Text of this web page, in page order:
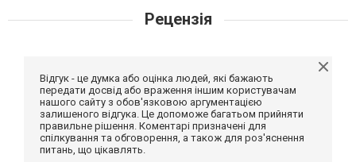
Рецензія
Відгук - це думка або оцінка людей, які бажають
передати досвід або враження іншим користувачам
нашого сайту з обов'язковою аргументацією
залишеного відгука. Це допоможе багатьом прийняти
правильне рішення. Коментарі призначені для
спілкування та обговорення, а також для роз'яснення
питань, що цікавлять.